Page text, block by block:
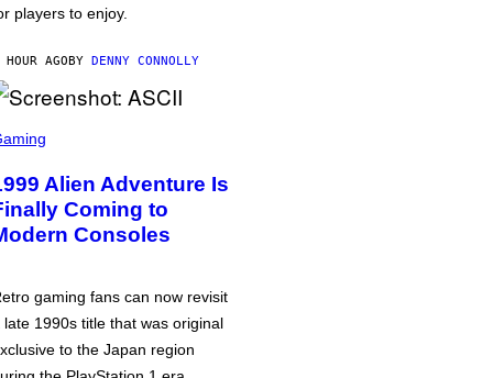
players to enjoy.
HOUR AGOBY DENNY CONNOLLY
Alien Adventure Is
Coming to
Consoles
gaming fans can now revisit
late 1990s title that was original
to the Japan region